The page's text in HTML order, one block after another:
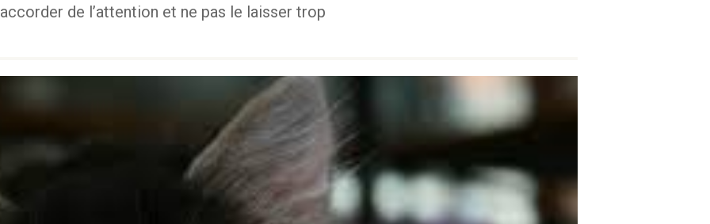
de l’attention et ne pas le laisser trop